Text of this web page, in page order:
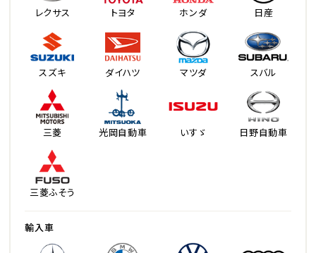
レクサス トヨタ ホンダ 日産
スズキ ダイハツ マツダ スバル
三菱 光岡自動車 いすゞ 日野自動車
三菱ふそう
輸入車